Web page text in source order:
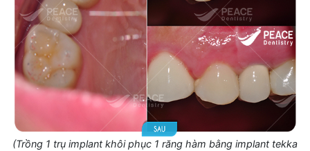
(Trồng 1 trụ implant khôi phục 1 răng hàm bằng implant tekka